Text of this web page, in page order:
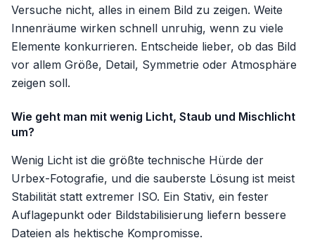
Versuche nicht, alles in einem Bild zu zeigen. Weite
Innenräume wirken schnell unruhig, wenn zu viele
Elemente konkurrieren. Entscheide lieber, ob das Bild
vor allem Größe, Detail, Symmetrie oder Atmosphäre
zeigen soll.
Wie geht man mit wenig Licht, Staub und Mischlicht
um?
Wenig Licht ist die größte technische Hürde der
Urbex-Fotografie, und die sauberste Lösung ist meist
Stabilität statt extremer ISO. Ein Stativ, ein fester
Auflagepunkt oder Bildstabilisierung liefern bessere
Dateien als hektische Kompromisse.